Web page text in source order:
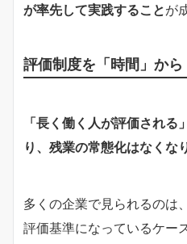
が率先して実践することが
評価制度を「時間」か
「長く働く人が評価され
り、残業の常態化はなくな
多くの企業で見られるのは
評価基準になっているケー